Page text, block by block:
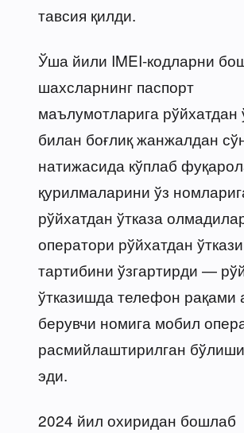
тавсия қилди.
Ўша йили IMEI-кодларни
шахсларнинг паспорт
маълумотларига рўйхатдан
билан боғлиқ жанжалдан
натижасида кўплаб
қурилмаларини ўз
рўйхатдан ўтказа
оператори рўйхатдан
тартибини ўзгартирди —
ўтказишда телефон рақами
берувчи номига мобил
расмийлаштирилган
эди.
2024 йил охиридан бошлаб